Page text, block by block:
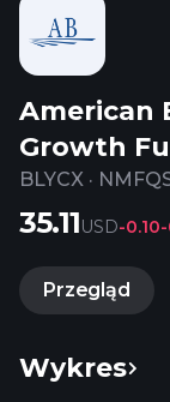
American
Growth
BLYCX ·
35.11USD-0.10
Przegląd
Wykres